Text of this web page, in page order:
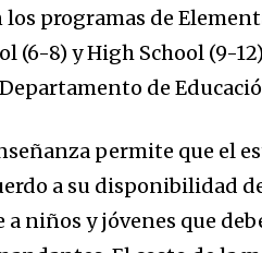
los programas de
(6-8) y High School (9-
de
permite que el
a su disponibilidad
niños y jóvenes que